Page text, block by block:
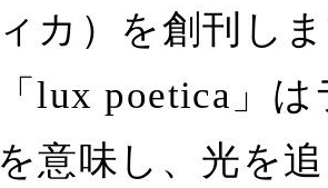
ィカ）を創刊し
「lux poetica」
を意味し、光を